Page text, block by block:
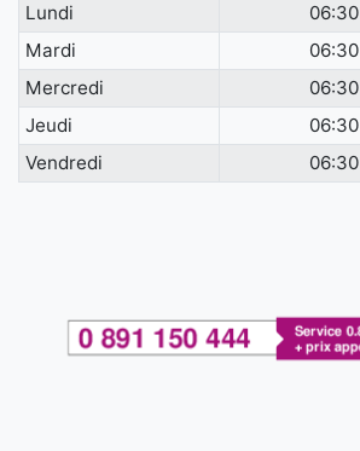
Lundi
Mardi
Mercredi
Jeudi
Vendredi